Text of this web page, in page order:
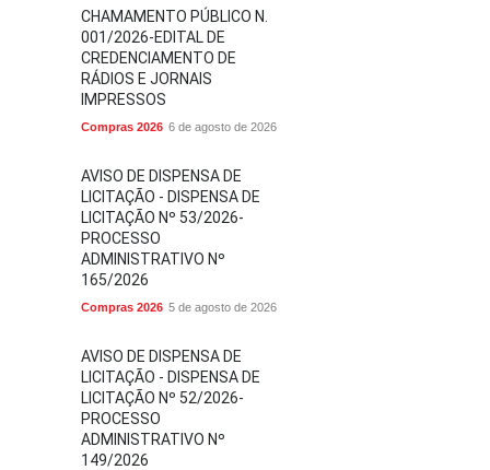
CHAMAMENTO PÚBLICO N.
001/2026-EDITAL DE
CREDENCIAMENTO DE
RÁDIOS E JORNAIS
IMPRESSOS
Compras 2026 6 de agosto de 2026
AVISO DE DISPENSA DE
LICITAÇÃO - DISPENSA DE
LICITAÇÃO Nº 53/2026-
PROCESSO
ADMINISTRATIVO Nº
165/2026
Compras 2026 5 de agosto de 2026
AVISO DE DISPENSA DE
LICITAÇÃO - DISPENSA DE
LICITAÇÃO Nº 52/2026-
PROCESSO
ADMINISTRATIVO Nº
149/2026